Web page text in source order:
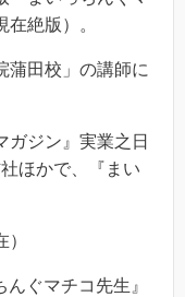
絶版）。
蒲田校」の講師に
ガジン』実業之日
ほかで、『まい
んぐマチコ先生』